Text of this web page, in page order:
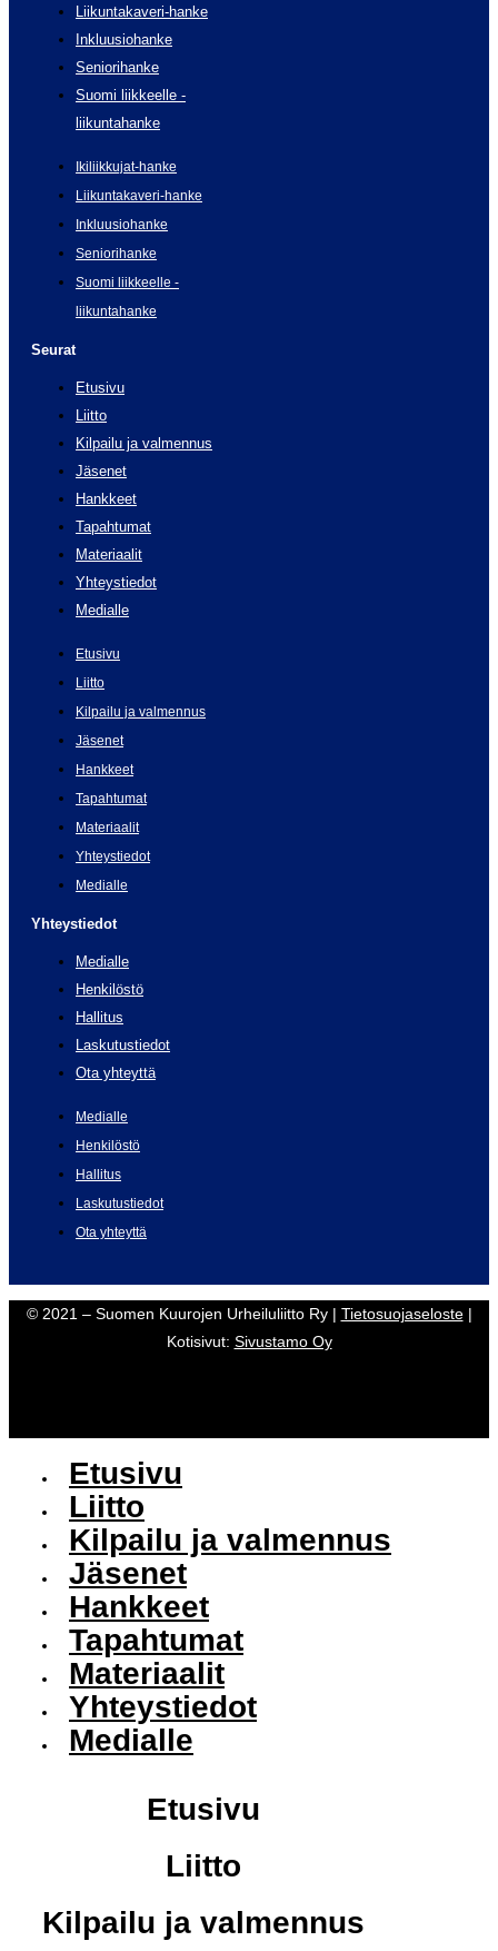
Liikuntakaveri-hanke
Inkluusiohanke
Seniorihanke
Suomi liikkeelle -
liikuntahanke
Ikiliikkujat-hanke
Liikuntakaveri-hanke
Inkluusiohanke
Seniorihanke
Suomi liikkeelle -
liikuntahanke
Seurat
Etusivu
Liitto
Kilpailu ja valmennus
Jäsenet
Hankkeet
Tapahtumat
Materiaalit
Yhteystiedot
Medialle
Etusivu
Liitto
Kilpailu ja valmennus
Jäsenet
Hankkeet
Tapahtumat
Materiaalit
Yhteystiedot
Medialle
Yhteystiedot
Medialle
Henkilöstö
Hallitus
Laskutustiedot
Ota yhteyttä
Medialle
Henkilöstö
Hallitus
Laskutustiedot
Ota yhteyttä
© 2021 – Suomen Kuurojen Urheiluliitto Ry | Tietosuojaseloste|
Kotisivut: Sivustamo Oy
Etusivu
Liitto
Kilpailu ja valmennus
Jäsenet
Hankkeet
Tapahtumat
Materiaalit
Yhteystiedot
Medialle
Etusivu
Liitto
Kilpailu ja valmennus